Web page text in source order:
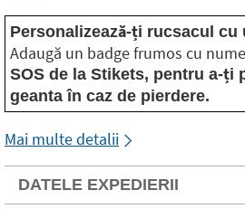
Personalizează-ți rucsacul cu
Adaugă un badge frumos cu
SOS de la Stikets, pentru a-ți
geanta în caz de pierdere.
Mai multe detalii
DATELE EXPEDIERII